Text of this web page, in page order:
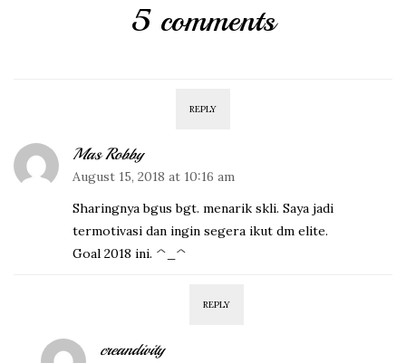
5 comments
REPLY
Mas Robby
August 15, 2018 at 10:16 am
Sharingnya bgus bgt. menarik skli. Saya jadi
termotivasi dan ingin segera ikut dm elite.
Goal 2018 ini. ^_^
REPLY
creandivity